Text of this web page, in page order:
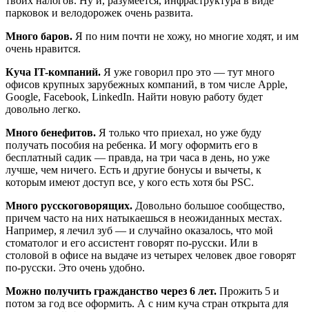
парковок и велодорожек очень развита.
Много баров. Я по ним почти не хожу, но многие ходят, и им
очень нравится.
Куча IT-компаний. Я уже говорил про это — тут много
офисов крупных зарубежных компаний, в том числе Apple,
Google, Facebook, LinkedIn. Найти новую работу будет
довольно легко.
Много бенефитов. Я только что приехал, но уже буду
получать пособия на ребенка. И могу оформить его в
бесплатный садик — правда, на три часа в день, но уже
лучше, чем ничего. Есть и другие бонусы и вычеты, к
которым имеют доступ все, у кого есть хотя бы PSC.
Много русскоговорящих. Довольно большое сообщество,
причем часто на них натыкаешься в неожиданных местах.
Например, я лечил зуб — и случайно оказалось, что мой
стоматолог и его ассистент говорят по-русски. Или в
столовой в офисе на выдаче из четырех человек двое говорят
по-русски. Это очень удобно.
Можно получить гражданство через 6 лет. Прожить 5 и
потом за год все оформить. А с ним куча стран открыта для